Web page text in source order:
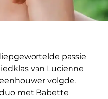
passie
van Lucienne
volgde.
met Babette